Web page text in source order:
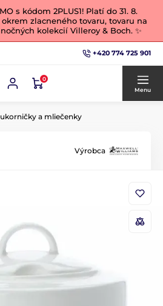
s kódom 2PLUS1! Platí do 31. 8.
zlacneného tovaru, tovaru na
kolekcií Villeroy & Boch. ✨
+420 774 725 901
0
Menu
a mliečenky
Výrobca